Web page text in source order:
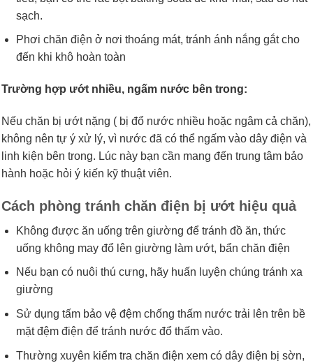
sạch.
Phơi chăn điện ở nơi thoáng mát, tránh ánh nắng gắt cho
đến khi khô hoàn toàn
Trường hợp ướt nhiều, ngấm nước bên trong:
Nếu chăn bị ướt nặng ( bị đổ nước nhiều hoặc ngâm cả chăn),
không nên tự ý xử lý, vì nước đã có thể ngấm vào dây điện và
linh kiện bên trong. Lúc này bạn cần mang đến trung tâm bảo
hành hoặc hỏi ý kiến kỹ thuật viên.
Cách phòng tránh chăn điện bị ướt hiệu quả
Không được ăn uống trên giường để tránh đồ ăn, thức
uống không may đổ lên giường làm ướt, bẩn chăn điện
Nếu bạn có nuôi thú cưng, hãy huấn luyện chúng tránh xa
giường
Sử dụng tấm bảo vệ đệm chống thấm nước trải lên trên bề
mặt đệm điện để tránh nước đổ thấm vào.
Thường xuyên kiểm tra chăn điện xem có dây điện bị sờn,